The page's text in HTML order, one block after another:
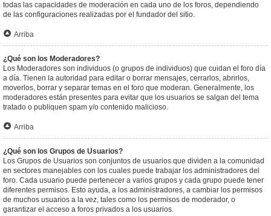
todas las capacidades de moderación en cada uno de los foros, dependiendo
de las configuraciones realizadas por el fundador del sitio.
Arriba
¿Qué son los Moderadores?
Los Moderadores son individuos (o grupos de individuos) que cuidan el foro día
a día. Tienen la autoridad para editar o borrar mensajes, cerrarlos, abrirlos,
moverlos, borrar y separar temas en el foro que moderan. Generalmente, los
moderadores están presentes para evitar que los usuarios se salgan del tema
tratado o publiquen spam y/o contenido malicioso.
Arriba
¿Qué son los Grupos de Usuarios?
Los Grupos de Usuarios son conjuntos de usuarios que dividen a la comunidad
en sectores manejables con los cuales puede trabajar los administradores del
foro. Cada usuario puede pertenecer a varios grupos y cada grupo puede tener
diferentes permisos. Esto ayuda, a los administradores, a cambiar los permisos
de muchos usuarios a la vez, tales como los permisos de moderador, o
garantizar el acceso a foros privados a los usuarios.